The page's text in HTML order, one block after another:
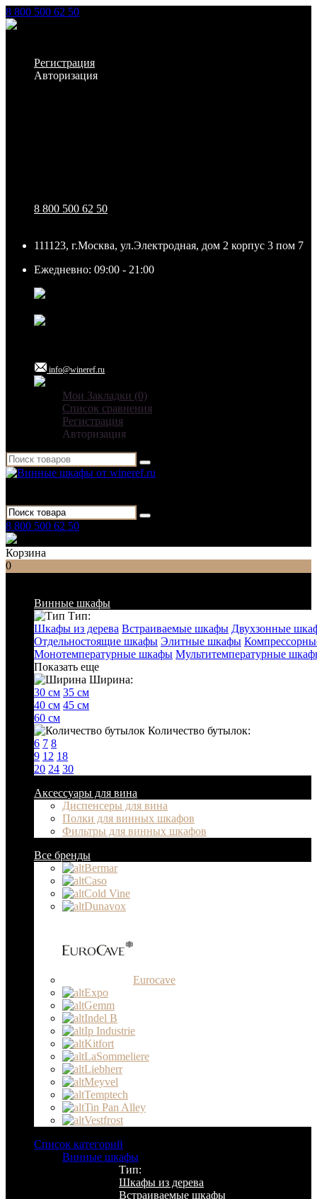
8 800 500 62 50
Регистрация
Авторизация
8 800 500 62 50
111123, г.Москва, ул.Электродная, дом 2 корпус 3 пом 7
Ежедневно: 09:00 - 21:00
info@wineref.ru
Мои Закладки (0)
Список сравнения
Регистрация
Авторизация
8 800 500 62 50
Корзина
0
Винные шкафы
Тип:
Шкафы из дерева Встраиваемые шкафы Двухзонные
Отдельностоящие шкафы Элитные шкафы
Монотемпературные шкафы Мультитемпературные
Показать еще
Ширина:
30 см 35 см
40 см 45 см
60 см
Количество бутылок:
6 7 8
9 12 18
20 24 30
Аксессуары для вина
Диспенсеры для вина
Полки для винных шкафов
Фильтры для винных шкафов
Все бренды
Bermar
Caso
Cold Vine
Dunavox
Eurocave
Expo
Gemm
Indel B
Ip Industrie
Kitfort
LaSommeliere
Liebherr
Meyvel
Temptech
Tin Pan Alley
Vestfrost
Список категорий
Винные шкафы
Тип:
Шкафы из дерева
Встраиваемые шкафы